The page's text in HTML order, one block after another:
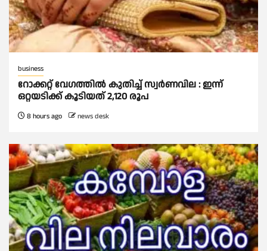
business
റോക്കറ്റ് വേഗത്തില്‍ കുതിച്ച് സ്വര്‍ണവില : ഇന്ന്
ഒറ്റയടിക്ക് കൂടിയത് 2,120 രൂപ
8 hours ago news desk